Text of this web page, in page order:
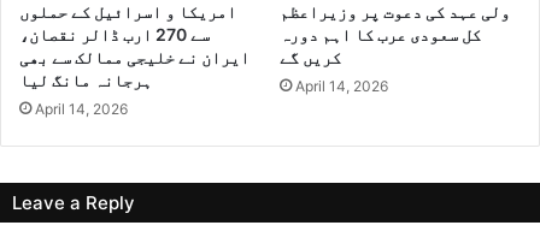
امریکا و اسرائیل کے حملوں
سے 270 ارب ڈالر نقصان،
ایران نے خلیجی ممالک سے بھی
ہرجانہ مانگ لیا
April 14, 2026
ولی عہد کی دعوت پر وزیراعظم
کل سعودی عرب کا اہم دورہ
April 14, 2026
Leave a Reply